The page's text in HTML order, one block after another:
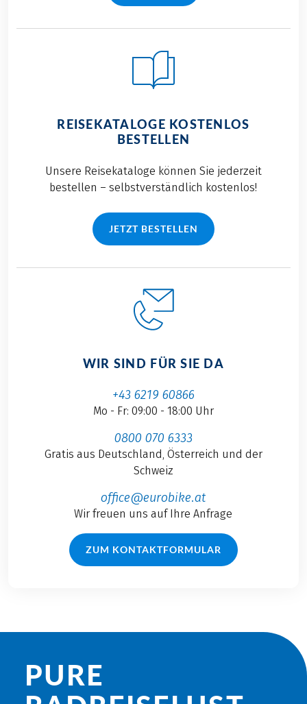
REISEKATALOGE KOSTENLOS
BESTELLEN
Unsere Reisekataloge können Sie jederzeit
bestellen – selbstverständlich kostenlos!
JETZT BESTELLEN
WIR SIND FÜR SIE DA
+43 6219 60866
Mo - Fr: 09:00 - 18:00 Uhr
0800 070 6333
Gratis aus Deutschland, Österreich und der
Schweiz
office@eurobike.at
Wir freuen uns auf Ihre Anfrage
ZUM KONTAKTFORMULAR
PURE